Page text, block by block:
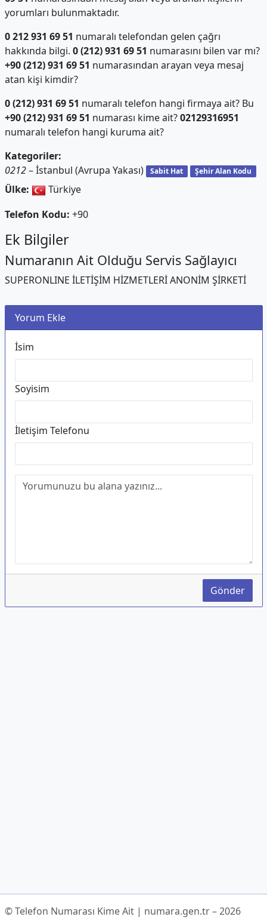
yorumları bulunmaktadır.
0 212 931 69 51 numaralı telefondan gelen çağrı
hakkında bilgi. 0 (212) 931 69 51 numarasını bilen var mı?
+90 (212) 931 69 51 numarasından arayan veya mesaj
atan kişi kimdir?
0 (212) 931 69 51 numaralı telefon hangi firmaya ait? Bu
+90 (212) 931 69 51 numarası kime ait?02129316951
numaralı telefon hangi kuruma ait?
Kategoriler:
0212– İstanbul (Avrupa Yakası) Sabit Hat Şehir Alan Kodu
Ülke:
Türkiye
Telefon Kodu: +90
Ek Bilgiler
Numaranın Ait Olduğu Servis Sağlayıcı
SUPERONLINE İLETİŞİM HİZMETLERİ ANONİM ŞİRKETİ
Yorum Ekle
İsim
Soyisim
İletişim Telefonu
Gönder
© Telefon Numarası Kime Ait | numara.gen.tr – 2026